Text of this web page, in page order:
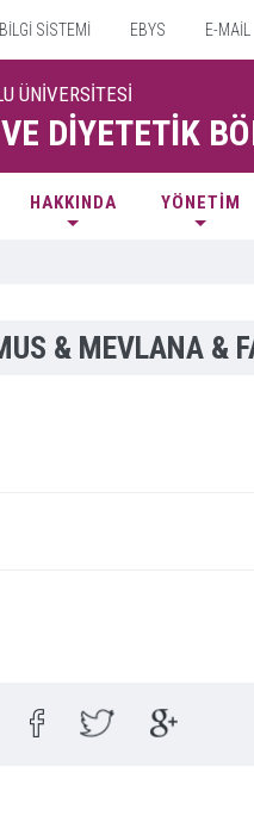
SİSTEMİ EBYS E-MAİL
ÜNİVERSİTESİ
DİYETETİK
HAKKINDA YÖNETİM
& MEVLANA &